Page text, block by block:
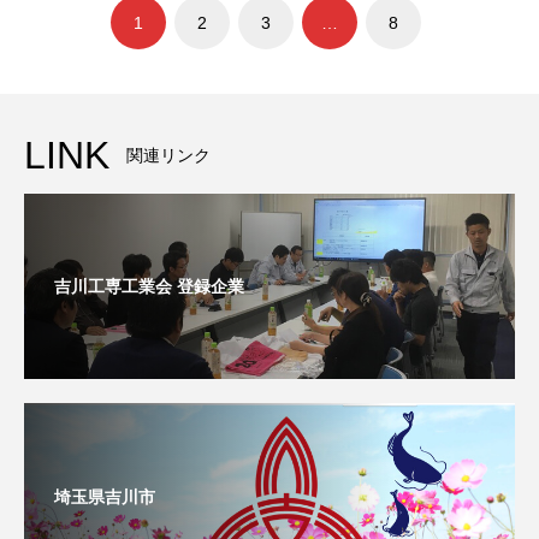
1 2 3 8
LINK 関連リンク
吉川工専工業会 登録企業
埼玉県吉川市